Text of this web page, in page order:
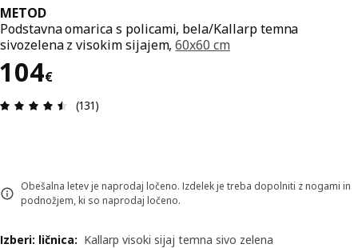
METOD
Podstavna omarica s policami, bela/Kallarp temna
sivozelena z visokim sijajem,60x60 cm
104€
Cena 104€
Ocena in komentar: 4.5 od skupno 5 zvezdic.
(131)
Obešalna letev je naprodaj ločeno. Izdelek je treba dopolniti z nogami in
podnožjem, ki so naprodaj ločeno.
Izberi: ličnica: Kallarp visoki sijaj temna sivo zelena